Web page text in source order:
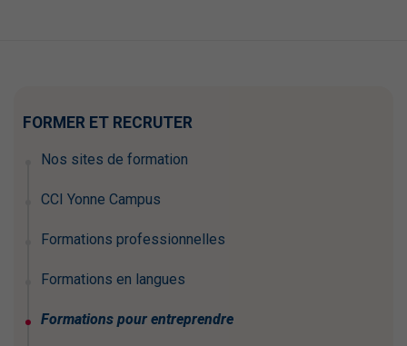
FORMER ET RECRUTER
Nos sites de formation
CCI Yonne Campus
Formations professionnelles
Formations en langues
Formations pour entreprendre